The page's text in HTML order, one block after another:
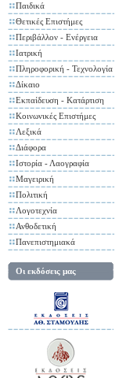
Παιδικά
Θετικές Επιστήμες
Περιβάλλον - Ενέργεια
Ιατρική
Πληροφορική - Τεχνολογία
Δίκαιο
Εκπαίδευση - Κατάρτιση
Κοινωνικές Επιστήμες
Λεξικά
Διάφορα
Ιστορία - Λαογραφία
Μαγειρική
Πολιτική
Λογοτεχνία
Ανθοδετική
Πανεπιστημιακά
Οι εκδόσεις μας